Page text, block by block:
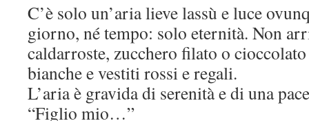
C’è solo un’aria lieve lassù e luce
giorno, né tempo: solo eternità. Non
caldarroste, zucchero filato o
bianche e vestiti rossi e regali.
L’aria è gravida di serenità e di una
“Figlio mio…”